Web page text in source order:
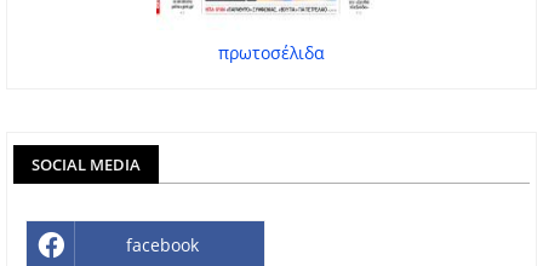
πρωτοσέλιδα
SOCIAL MEDIA
facebook